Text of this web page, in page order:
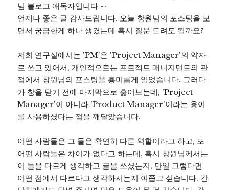
님 블로그 애독자입니다 ^^
언제나 좋은 글 감사드립니다. 오늘 창원님의 포스팅을 보
면서 궁금한게 하나 생겼는데 혹시 질문 드려도 될까요?
저희 연구실에서는 'PM'은 'Project Manager'의 약자
로 쓰고 있어서, 개인적으로는 프로젝트 매니지먼트의 관
점에서 창원님의 포스팅을 흥미롭게 읽었습니다. 그러다
가 창을 닫기 전에 마지막으로 훑어보는데, 'Project
Manager'이 아니라 'Product Manager'이라는 용어
를 사용하셨다는 점을 깨달았습니다.
어떤 사람들은 그 둘은 확연히 다른 역할이라고 하고, 또
어떤 사람들은 차이가 없다고 하는데, 혹시 창원님께서는
이 둘을 다르게 생각하고 글을 쓰셨는지, 만일 그렇다면
어떤 점에서 다르다고 생각하시는지 여쭙고 싶습니다. 간